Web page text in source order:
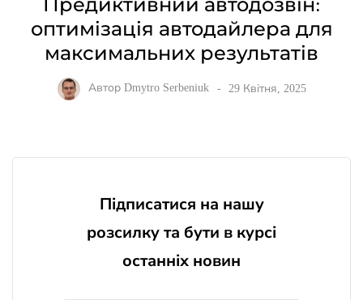
Предиктивний автодозвін:
оптимізація автодайлера для
максимальних результатів
Автор Dmytro Serbeniuk 29 Квітня, 2025
Підписатися на нашу
розсилку та бути в курсі
останніх новин